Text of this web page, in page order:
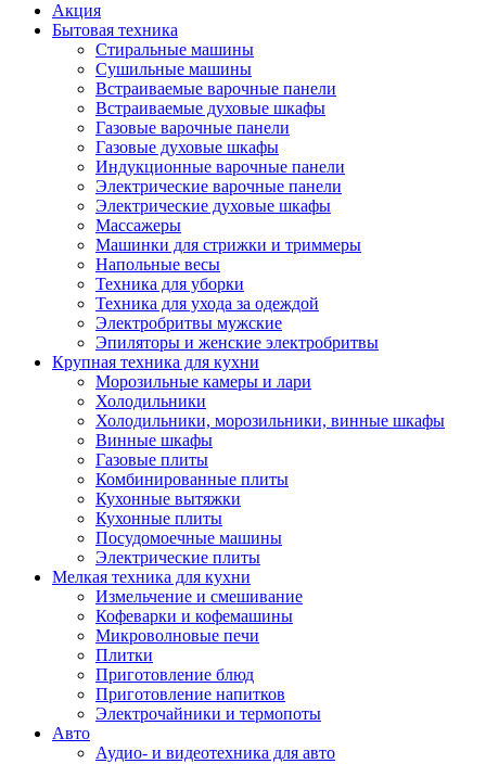
Акция
Бытовая техника
Стиральные машины
Сушильные машины
Встраиваемые варочные панели
Встраиваемые духовые шкафы
Газовые варочные панели
Газовые духовые шкафы
Индукционные варочные панели
Электрические варочные панели
Электрические духовые шкафы
Массажеры
Машинки для стрижки и триммеры
Напольные весы
Техника для уборки
Техника для ухода за одеждой
Электробритвы мужские
Эпиляторы и женские электробритвы
Крупная техника для кухни
Морозильные камеры и лари
Холодильники
Холодильники, морозильники, винные шкафы
Винные шкафы
Газовые плиты
Комбинированные плиты
Кухонные вытяжки
Кухонные плиты
Посудомоечные машины
Электрические плиты
Мелкая техника для кухни
Измельчение и смешивание
Кофеварки и кофемашины
Микроволновые печи
Плитки
Приготовление блюд
Приготовление напитков
Электрочайники и термопоты
Авто
Аудио- и видеотехника для авто